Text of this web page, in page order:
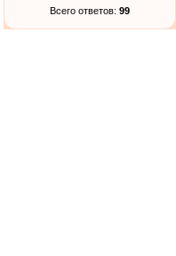
Всего ответов: 99